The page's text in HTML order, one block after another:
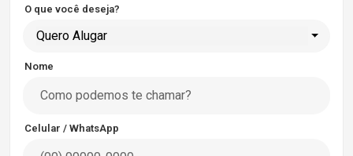
O que você deseja?
Quero Alugar
Nome
Celular / WhatsApp